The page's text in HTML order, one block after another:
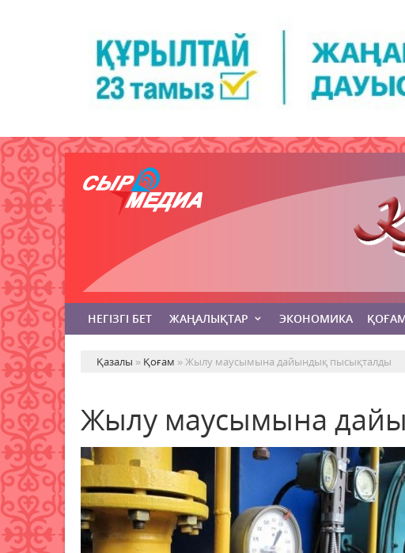
НЕГІЗГІ БЕТ ЖАҢАЛЫҚТАР ЭКОНОМИКА
Қазалы » Қоғам » Жылу маусымына дайындық пысықталды
Жылу маусымына